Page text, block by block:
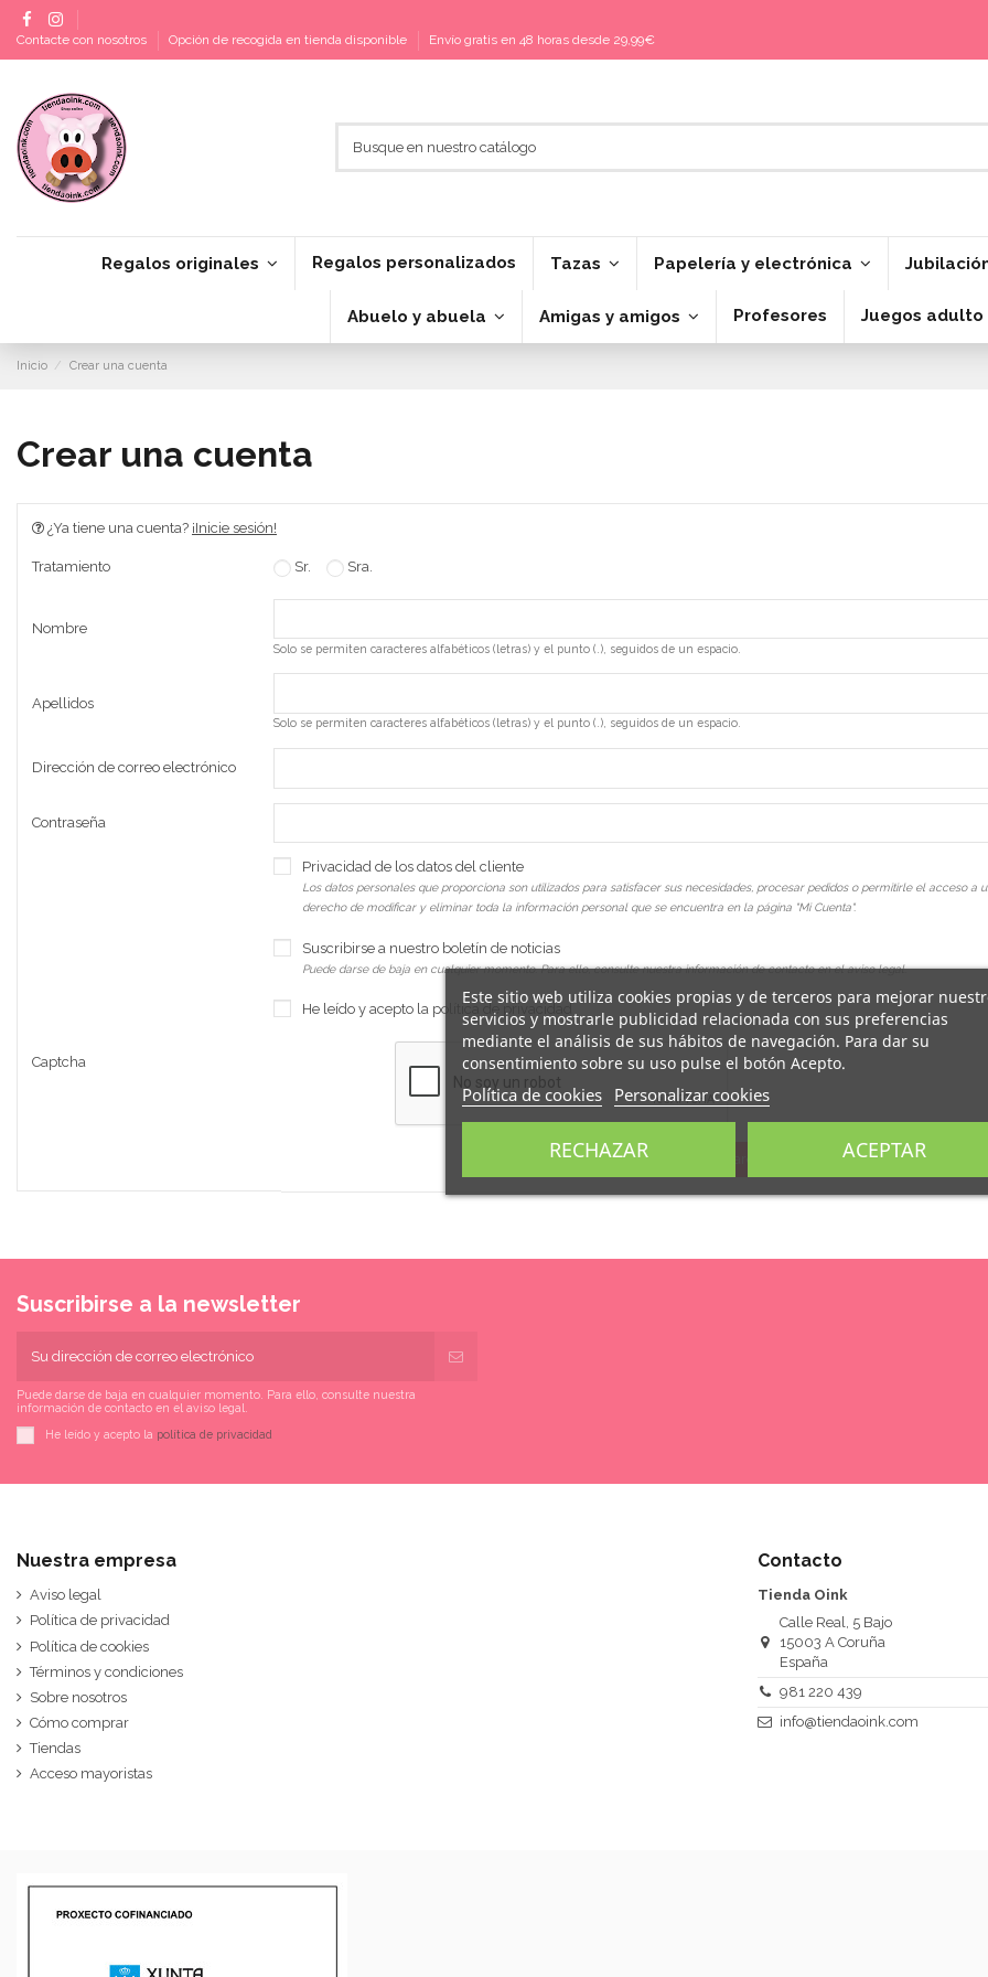
Contacte con nosotros Opción de recogida en tienda disponible Envío gratis en 48 horas desde 29,99€
Regalos originales Regalos personalizados Tazas Papelería y electrónica
Abuelo y abuela Amigas y amigos Profesores Juegos adulto
Inicio Crear una cuenta
Crear una cuenta
¿Ya tiene una cuenta? ¡Inicie sesión!
Tratamiento Sr. Sra.
Nombre
Solo se permiten caracteres alfabéticos (letras) y el punto (.), seguidos de un espacio.
Apellidos
Solo se permiten caracteres alfabéticos (letras) y el punto (.), seguidos de un espacio.
Dirección de correo electrónico
Contraseña
Privacidad de los datos del cliente
Los datos personales que proporciona son utilizados para satisfacer sus necesidades, procesar pedidos o permitirle el acceso a
derecho de modificar y eliminar toda la información personal que se encuentra en la página "Mi Cuenta".
Suscribirse a nuestro boletín de noticias
Puede darse de baja en cualquier momento. Para ello, consulte nuestra información de contacto en el aviso legal.
He leído y acepto la política de privacidad
Captcha
Suscribirse a la newsletter
Puede darse de baja en cualquier momento. Para ello, consulte nuestra
información de contacto en el aviso legal.
He leído y acepto la política de privacidad
Nuestra empresa
Aviso legal
Política de privacidad
Política de cookies
Términos y condiciones
Sobre nosotros
Cómo comprar
Tiendas
Acceso mayoristas
Contacto
Tienda Oink
Calle Real, 5 Bajo
15003 A Coruña
España
981 220 439
info@tiendaoink.com
Este sitio web utiliza cookies propias y de terceros para mejorar
servicios y mostrarle publicidad relacionada con sus preferencias
mediante el análisis de sus hábitos de navegación. Para dar su
consentimiento sobre su uso pulse el botón Acepto.
Política de cookies Personalizar cookies
RECHAZAR ACEPTAR